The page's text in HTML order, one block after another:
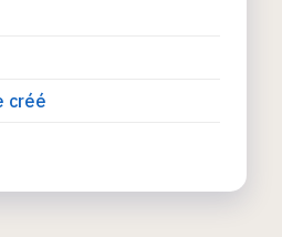
créé